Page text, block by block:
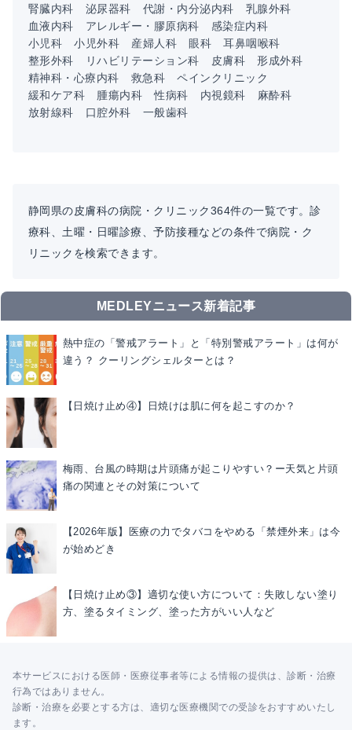
腎臓内科
泌尿器科 代謝・内分泌内科
乳腺外科
血液内科
アレルギー・膠原病科
感染症内科
小児科
小児外科 産婦人科 眼科
耳鼻咽喉科
整形外科
リハビリテーション科 皮膚科
形成外科
精神科・心療内科
救急科
ペインクリニック
緩和ケア科
腫瘍内科 性病科 内視鏡科
麻酔科
放射線科
口腔外科 一般歯科
静岡県の皮膚科の病院・クリニック364件の一覧です。診
療科、土曜・日曜診療、予防接種などの条件で病院・ク
リニックを検索できます。
MEDLEYニュース新着記事
熱中症の「警戒アラート」と「特別警戒アラート」は何が
違う？ クーリングシェルターとは？
【日焼け止め④】日焼けは肌に何を起こすのか？
梅雨、台風の時期は片頭痛が起こりやすい？ー天気と片頭
痛の関連とその対策について
【2026年版】医療の力でタバコをやめる「禁煙外来」は今
が始めどき
【日焼け止め③】適切な使い方について：失敗しない塗り
方、塗るタイミング、塗った方がいい人など
本サービスにおける医師・医療従事者等による情報の提供は、診断・治療
行為ではありません。
診断・治療を必要とする方は、適切な医療機関での受診をおすすめいたし
ます。